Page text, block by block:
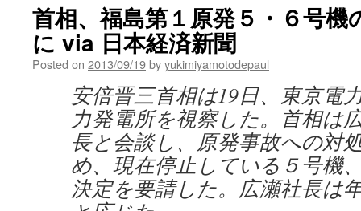
首相、福島第１原発５・６号
に via 日本経済新聞
Posted on 2013/09/19byyukimiyamotodepaul
安倍晋三首相は19日、東京電
力発電所を視察した。首相は
長と会談し、原発事故への対
め、現在停止している５号機
決定を要請した。広瀬社長は